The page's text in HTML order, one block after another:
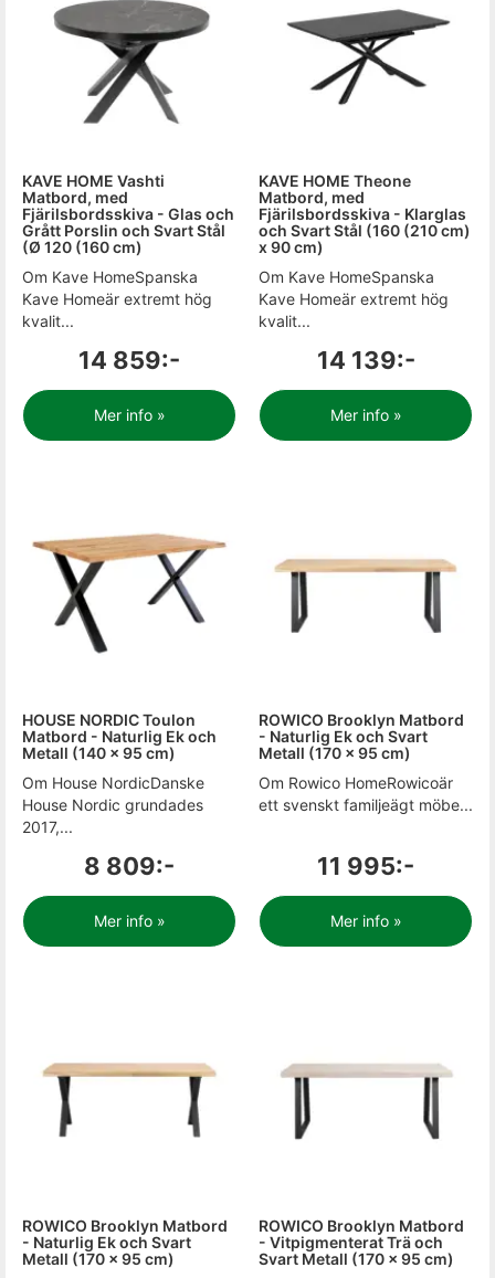
KAVE HOME Vashti
Matbord, med
Fjärilsbordsskiva - Glas och
Grått Porslin och Svart Stål
(Ø 120 (160 cm)
Om Kave HomeSpanska
Kave Homeär extremt hög
kvalit...
14 859:-
Mer info »
KAVE HOME Theone
Matbord, med
Fjärilsbordsskiva - Klarglas
och Svart Stål (160 (210 cm)
x 90 cm)
Om Kave HomeSpanska
Kave Homeär extremt hög
kvalit...
14 139:-
Mer info »
HOUSE NORDIC Toulon
Matbord - Naturlig Ek och
Metall (140 x 95 cm)
Om House NordicDanske
House Nordic grundades
2017,...
8 809:-
Mer info »
ROWICO Brooklyn Matbord
- Naturlig Ek och Svart
Metall (170 x 95 cm)
Om Rowico HomeRowicoär
ett svenskt familjeägt möbe...
11 995:-
Mer info »
ROWICO Brooklyn Matbord
- Naturlig Ek och Svart
Metall (170 x 95 cm)
ROWICO Brooklyn Matbord
- Vitpigmenterat Trä och
Svart Metall (170 x 95 cm)